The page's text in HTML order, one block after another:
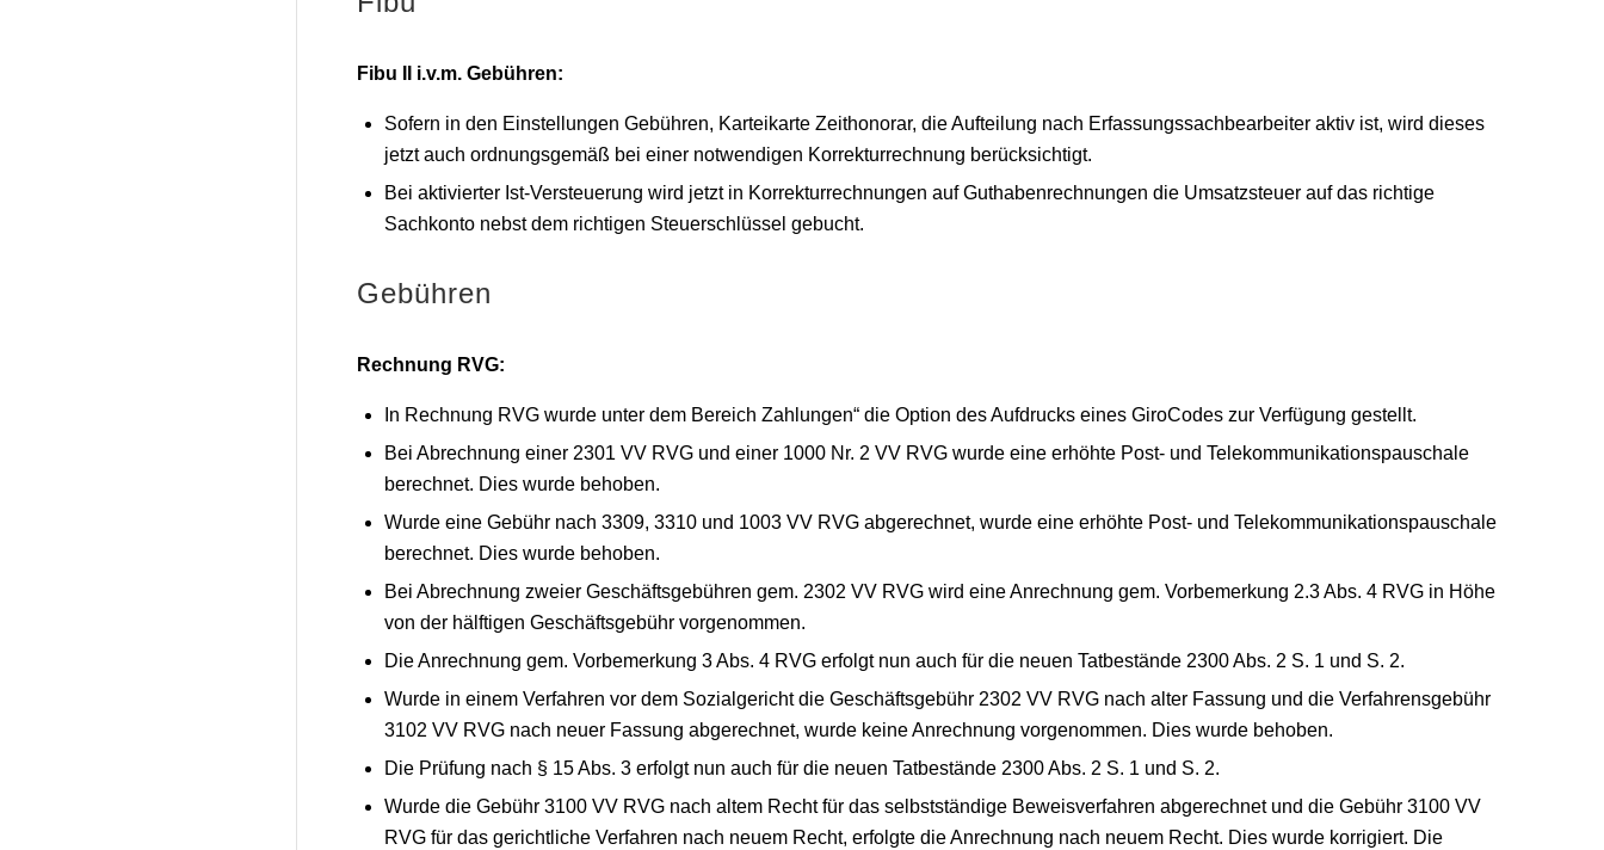
Fibu II i.v.m. Gebühren:
Sofern in den Einstellungen Gebühren, Karteikarte Zeithonorar, die Aufteilung nach Erfassungssachbearbeiter aktiv ist, wird dieses
jetzt auch ordnungsgemäß bei einer notwendigen Korrekturrechnung berücksichtigt.
Bei aktivierter Ist-Versteuerung wird jetzt in Korrekturrechnungen auf Guthabenrechnungen die Umsatzsteuer auf das richtige
Sachkonto nebst dem richtigen Steuerschlüssel gebucht.
Gebühren
Rechnung RVG:
In Rechnung RVG wurde unter dem Bereich Zahlungen“ die Option des Aufdrucks eines GiroCodes zur Verfügung gestellt.
Bei Abrechnung einer 2301 VV RVG und einer 1000 Nr. 2 VV RVG wurde eine erhöhte Post- und Telekommunikationspauschale
berechnet. Dies wurde behoben.
Wurde eine Gebühr nach 3309, 3310 und 1003 VV RVG abgerechnet, wurde eine erhöhte Post- und Telekommunikationspauschale
berechnet. Dies wurde behoben.
Bei Abrechnung zweier Geschäftsgebühren gem. 2302 VV RVG wird eine Anrechnung gem. Vorbemerkung 2.3 Abs. 4 RVG in Höhe
von der hälftigen Geschäftsgebühr vorgenommen.
Die Anrechnung gem. Vorbemerkung 3 Abs. 4 RVG erfolgt nun auch für die neuen Tatbestände 2300 Abs. 2 S. 1 und S. 2.
Wurde in einem Verfahren vor dem Sozialgericht die Geschäftsgebühr 2302 VV RVG nach alter Fassung und die Verfahrensgebühr
3102 VV RVG nach neuer Fassung abgerechnet, wurde keine Anrechnung vorgenommen. Dies wurde behoben.
Die Prüfung nach § 15 Abs. 3 erfolgt nun auch für die neuen Tatbestände 2300 Abs. 2 S. 1 und S. 2.
Wurde die Gebühr 3100 VV RVG nach altem Recht für das selbstständige Beweisverfahren abgerechnet und die Gebühr 3100 VV
RVG für das gerichtliche Verfahren nach neuem Recht, erfolgte die Anrechnung nach neuem Recht. Dies wurde korrigiert. Die